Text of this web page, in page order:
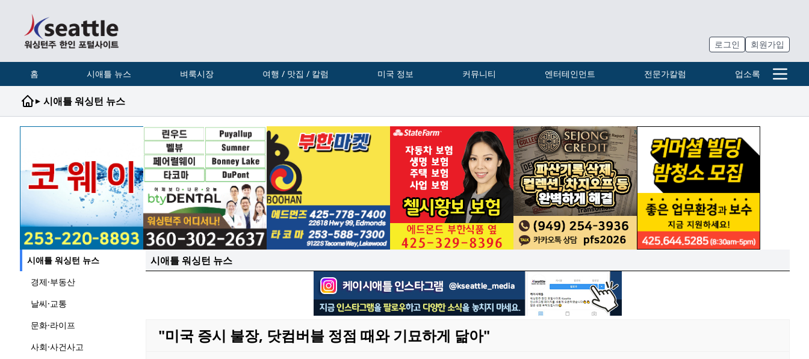
로그인 회원가입
홈 시애틀 뉴스 벼룩시장 여행 / 맛집 / 칼럼 미국 정보 커뮤니티 엔터테인먼트 전문가칼럼 업소록
▸ 시애틀 워싱턴 뉴스
시애틀 워싱턴 뉴스
경제·부동산
날씨·교통
문화·라이프
사회·사건사고
시애틀 워싱턴 뉴스
"미국 증시 불장, 닷컴버블 정점 때와 기묘하게 닮아"